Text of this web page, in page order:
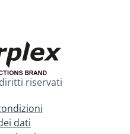
riservati
dati